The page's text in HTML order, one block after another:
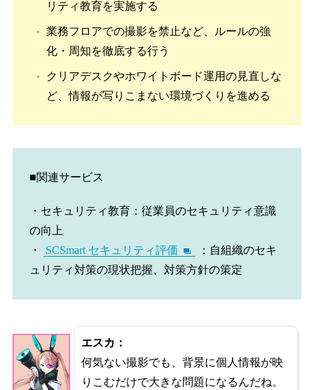
リティ教育を実施する
業務フロアでの撮影を禁止など、ルールの強
化・周知を徹底する行う
クリアデスクやホワイトボード運用の見直しな
ど、情報が写りこまない環境づくりを進める
■関連サービス
・セキュリティ教育：従業員のセキュリティ意識
の向上
・
SCSmart セキュリティ評価
：自組織のセキ
ュリティ対策の現状把握、対策方針の策定
エスカ：
何気ない撮影でも、背景に個人情報が映
りこむだけで大きな問題になるんだね。